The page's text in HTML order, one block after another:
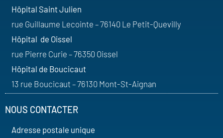
Hôpital Saint Julien
rue Guillaume Lecointe – 76140 Le Petit-Quevilly
Hôpital de Oissel
rue Pierre Curie – 76350 Oissel
Hôpital de Boucicaut
13 rue Boucicaut – 76130 Mont-St-Aignan
NOUS CONTACTER
Adresse postale unique